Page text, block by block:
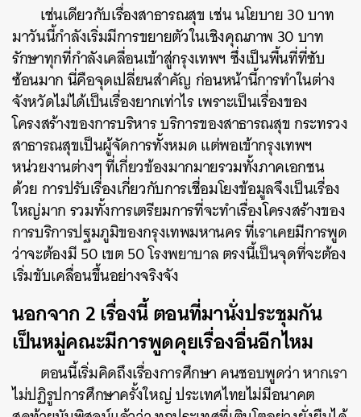
เช่นเดียวกับเรื่องสาธารณสุข เช่น นโยบาย 30 บาท
มาวันนี้กำลังเริ่มมีการขยายตัวในเชิงคุณภาพ 30 บาท
รักษาทุกที่กำลังเคลื่อนเข้าสู่กรุงเทพฯ ซึ่งเป็นพื้นที่ที่ซับ
ซ้อนมาก นี่คือจุดเปลี่ยนสำคัญ ก่อนหน้านี้การทำในต่าง
จังหวัดไม่ได้เป็นเรื่องยากเท่าไร เพราะเป็นเรื่องของ
โครงสร้างของการบริหาร บริการของสาธารณสุข กระทรวง
สาธารณสุขเป็นผู้จัดการทั้งหมด แต่พอเข้ากรุงเทพฯ
หน่วยงานต่างๆ ที่เกี่ยวข้องมากมายรวมทั้งภาคเอกชน
ด้วย การปรับเรื่องเกี่ยวกับการเชื่อมโยงข้อมูลจึงเป็นเรื่อง
ใหญ่มาก รวมทั้งการเตรียมการที่จะทำเรื่องโครงสร้างของ
การบริการปฐมภูมิของกรุงเทพมหานคร ที่เราเคยมีการพูด
ว่าจะต้องมี 50 เขต 50 โรงพยาบาล ตรงนี้เป็นจุดที่จะต้อง
เริ่มขับเคลื่อนขึ้นอย่างจริงจัง
นอกจาก 2 เรื่องนี้ ตอนที่มานั่งประชุมกัน
เป็นหมู่คณะมีการพูดคุยเรื่องอื่นอีกไหม
ตอนนี้เริ่มคิดถึงเรื่องการศึกษา คนชอบพูดว่า หากเรา
ไม่ปฏิรูปการศึกษาครั้งใหญ่ ประเทศไทยไม่มีอนาคต
ค้นหา